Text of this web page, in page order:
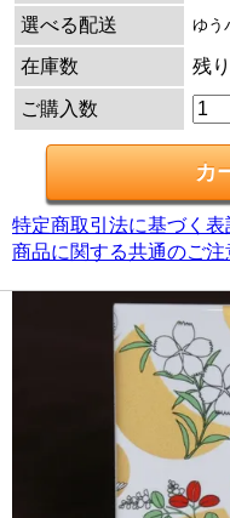
選べる配送
ゆう
在庫数 残
ご購入数
特定商取引法に基づく
商品に関する共通のご